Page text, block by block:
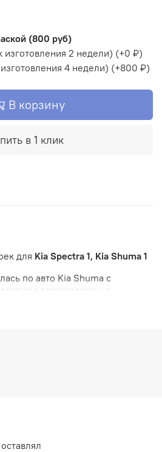
(800 руб)
изготовления 2 недели) (+0 ₽)
4 недели) (+800 ₽)
В корзину
в 1 клик
для Kia Spectra 1, Kia Shuma 1
по авто Kia Shuma c
двигателями не
под заказ!!!